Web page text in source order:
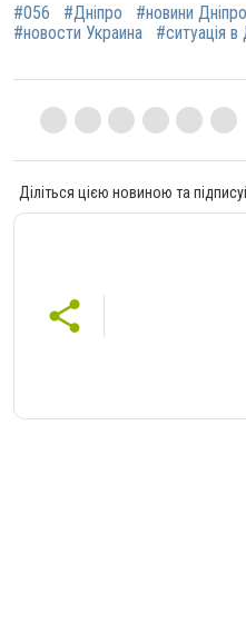
#056 #Дніпро #новини Дніпро
#новости Украина
#ситуація в
Діліться цією новиною та